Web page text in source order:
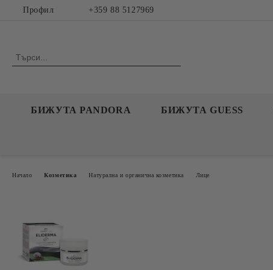
Профил +359 88 5127969
БИЖУТА PANDORA БИЖУТА GUESS
Начало Козметика Натурална и органична козметика Лице